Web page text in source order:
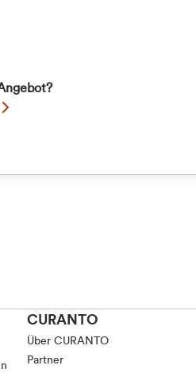
CURANTO
Über CURANTO
Partner